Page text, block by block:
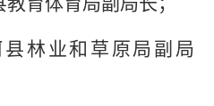
林业和草原局副局